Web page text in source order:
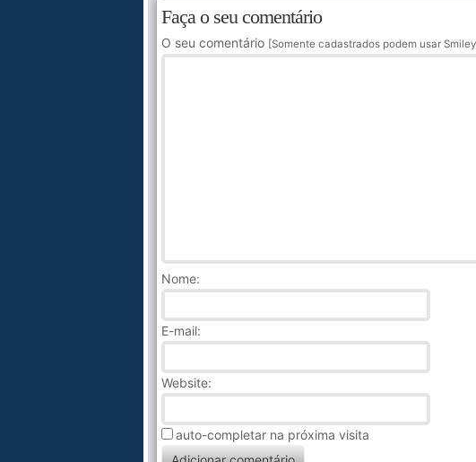
Faça o seu comentário
O seu comentário [Somente cadastrados podem usar
Nome:
E-mail:
Website:
auto-completar na próxima visita